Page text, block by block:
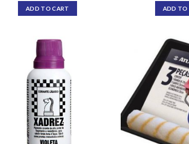
ADD TO CART ADD TO